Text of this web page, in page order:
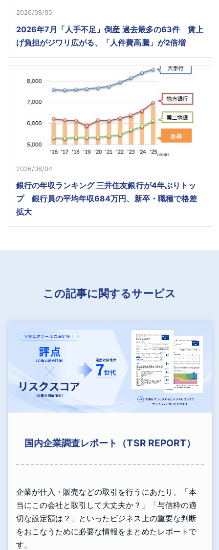
2026/08/05
2026年7月「人手不足」倒産 過去最多の63件 賃上
げ負担がジワリ広がる、「人件費高騰」が2倍増
2026/08/04
銀行の年収ランキング 三井住友銀行が4年ぶりトッ
プ 銀行員の平均年収684万円、新卒・職種で格差
拡大
この記事に関するサービス
国内企業調査レポート（TSR REPORT）
企業が仕入・販売などの取引を行うにあたり、「本
当にこの会社と取引して大丈夫か？」「与信枠の適
切な設定額は？」といったビジネス上の重要な判断
をおこなうために必要な情報をまとめたレポートで
す。